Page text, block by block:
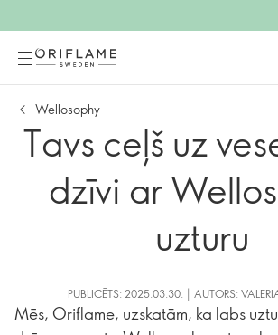
Wellosophy
Tavs ceļš uz
dzīvi ar
uzturu
PUBLICĒTS: 2025.03.30. | AUTORS:
Mēs, Oriflame, uzskatām, ka labs